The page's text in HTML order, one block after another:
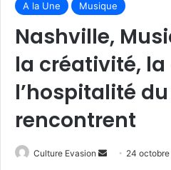
A la Une Musique
Nashville,
la créativité,
l’hospitalité du
rencontrent
Culture Evasion 24